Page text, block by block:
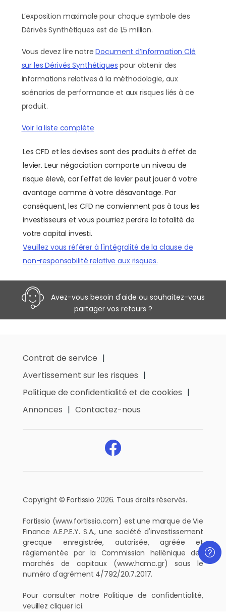
L’exposition maximale pour chaque symbole des
Dérivés Synthétiques est de 1,5 million.
Vous devez lire notreDocument d’Information Clé
sur les Dérivés Synthétiques pour obtenir des
informations relatives à la méthodologie, aux
scénarios de performance et aux risques liés à ce
produit.
Voir la liste complète
Les CFD et les devises sont des produits à effet de
levier. Leur négociation comporte un niveau de
risque élevé, car l'effet de levier peut jouer à votre
avantage comme à votre désavantage. Par
conséquent, les CFD ne conviennent pas à tous les
investisseurs et vous pourriez perdre la totalité de
votre capital investi.
Veuillez vous référer à l'intégralité de la clause de
non-responsabilité relative aux risques.
Avez-vous besoin d'aide ou souhaitez-vous
partager vos retours ?
Contrat de service
Avertissement sur les risques
Politique de confidentialité et de cookies
Annonces
Contactez-nous
Copyright © Fortissio 2026. Tous droits réservés.
Fortissio (www.fortissio.com) est une marque de Vie
Finance A.E.P.E.Y. S.A., une société d'investissement
grecque enregistrée, autorisée, agréée et
réglementée par la Commission hellénique des
marchés de capitaux (www.hcmc.gr) sous le
numéro d'agrément 4/792/20.7.2017.
Pour consulter notre Politique de confidentialité,
veuillez cliquer ici.